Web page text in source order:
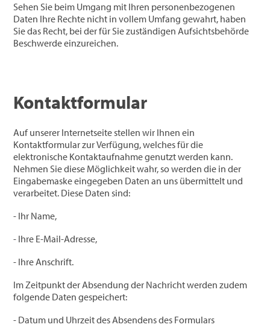
Sehen Sie beim Umgang mit Ihren personenbezogenen
Daten Ihre Rechte nicht in vollem Umfang gewahrt, haben
Sie das Recht, bei der für Sie zuständigen Aufsichtsbehörde
Beschwerde einzureichen.
Kontaktformular
Auf unserer Internetseite stellen wir Ihnen ein
Kontaktformular zur Verfügung, welches für die
elektronische Kontaktaufnahme genutzt werden kann.
Nehmen Sie diese Möglichkeit wahr, so werden die in der
Eingabemaske eingegeben Daten an uns übermittelt und
verarbeitet. Diese Daten sind:
- Ihr Name,
- Ihre E-Mail-Adresse,
- Ihre Anschrift.
Im Zeitpunkt der Absendung der Nachricht werden zudem
folgende Daten gespeichert:
- Datum und Uhrzeit des Absendens des Formulars